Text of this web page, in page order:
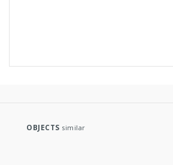
OBJECTS similar